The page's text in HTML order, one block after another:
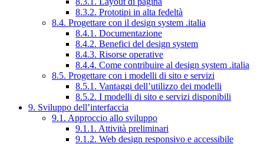
8.3.2. Prototipi in alta fedeltà
8.4. Progettare con il design system .italia
8.4.1. Documentazione
8.4.2. Benefici del design system
8.4.3. Risorse operative
8.4.4. Come contribuire al design system .italia
8.5. Progettare con i modelli di sito e servizi
8.5.1. Vantaggi dell’utilizzo dei modelli
8.5.2. I modelli di sito e servizi disponibili
9. Sviluppo dell’interfaccia
9.1. Approccio allo sviluppo
9.1.1. Attività preliminari
9.1.2. Web design responsivo e accessibile